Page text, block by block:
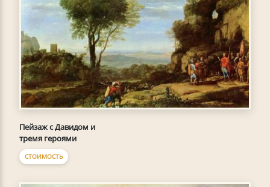
Пейзаж с Давидом и
тремя героями
СТОИМОСТЬ